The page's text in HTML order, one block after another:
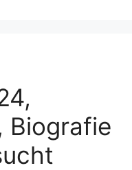
Biografie